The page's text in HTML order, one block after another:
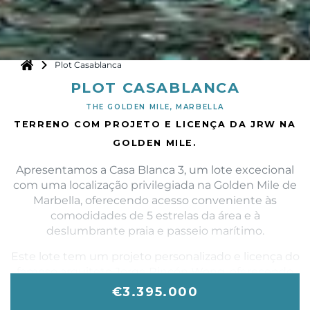
Plot Casablanca
PLOT CASABLANCA
THE GOLDEN MILE, MARBELLA
TERRENO COM PROJETO E LICENÇA DA JRW NA
GOLDEN MILE.
Apresentamos a Casa Blanca 3, um lote excecional
com uma localização privilegiada na Golden Mile de
Marbella, oferecendo acesso conveniente às
comodidades de 5 estrelas da área e à
deslumbrante praia e passeio marítimo.
Este lote tem um projeto personalizado e licença do
famoso arquiteto Jorge Rincón Wong, oferecendo
uma arquitetura única, uma atenção refinada aos
€3.395.000